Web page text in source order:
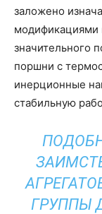
заложено
модификациями
значительного
поршни с
инерционные
стабильную
ГРУППЫ